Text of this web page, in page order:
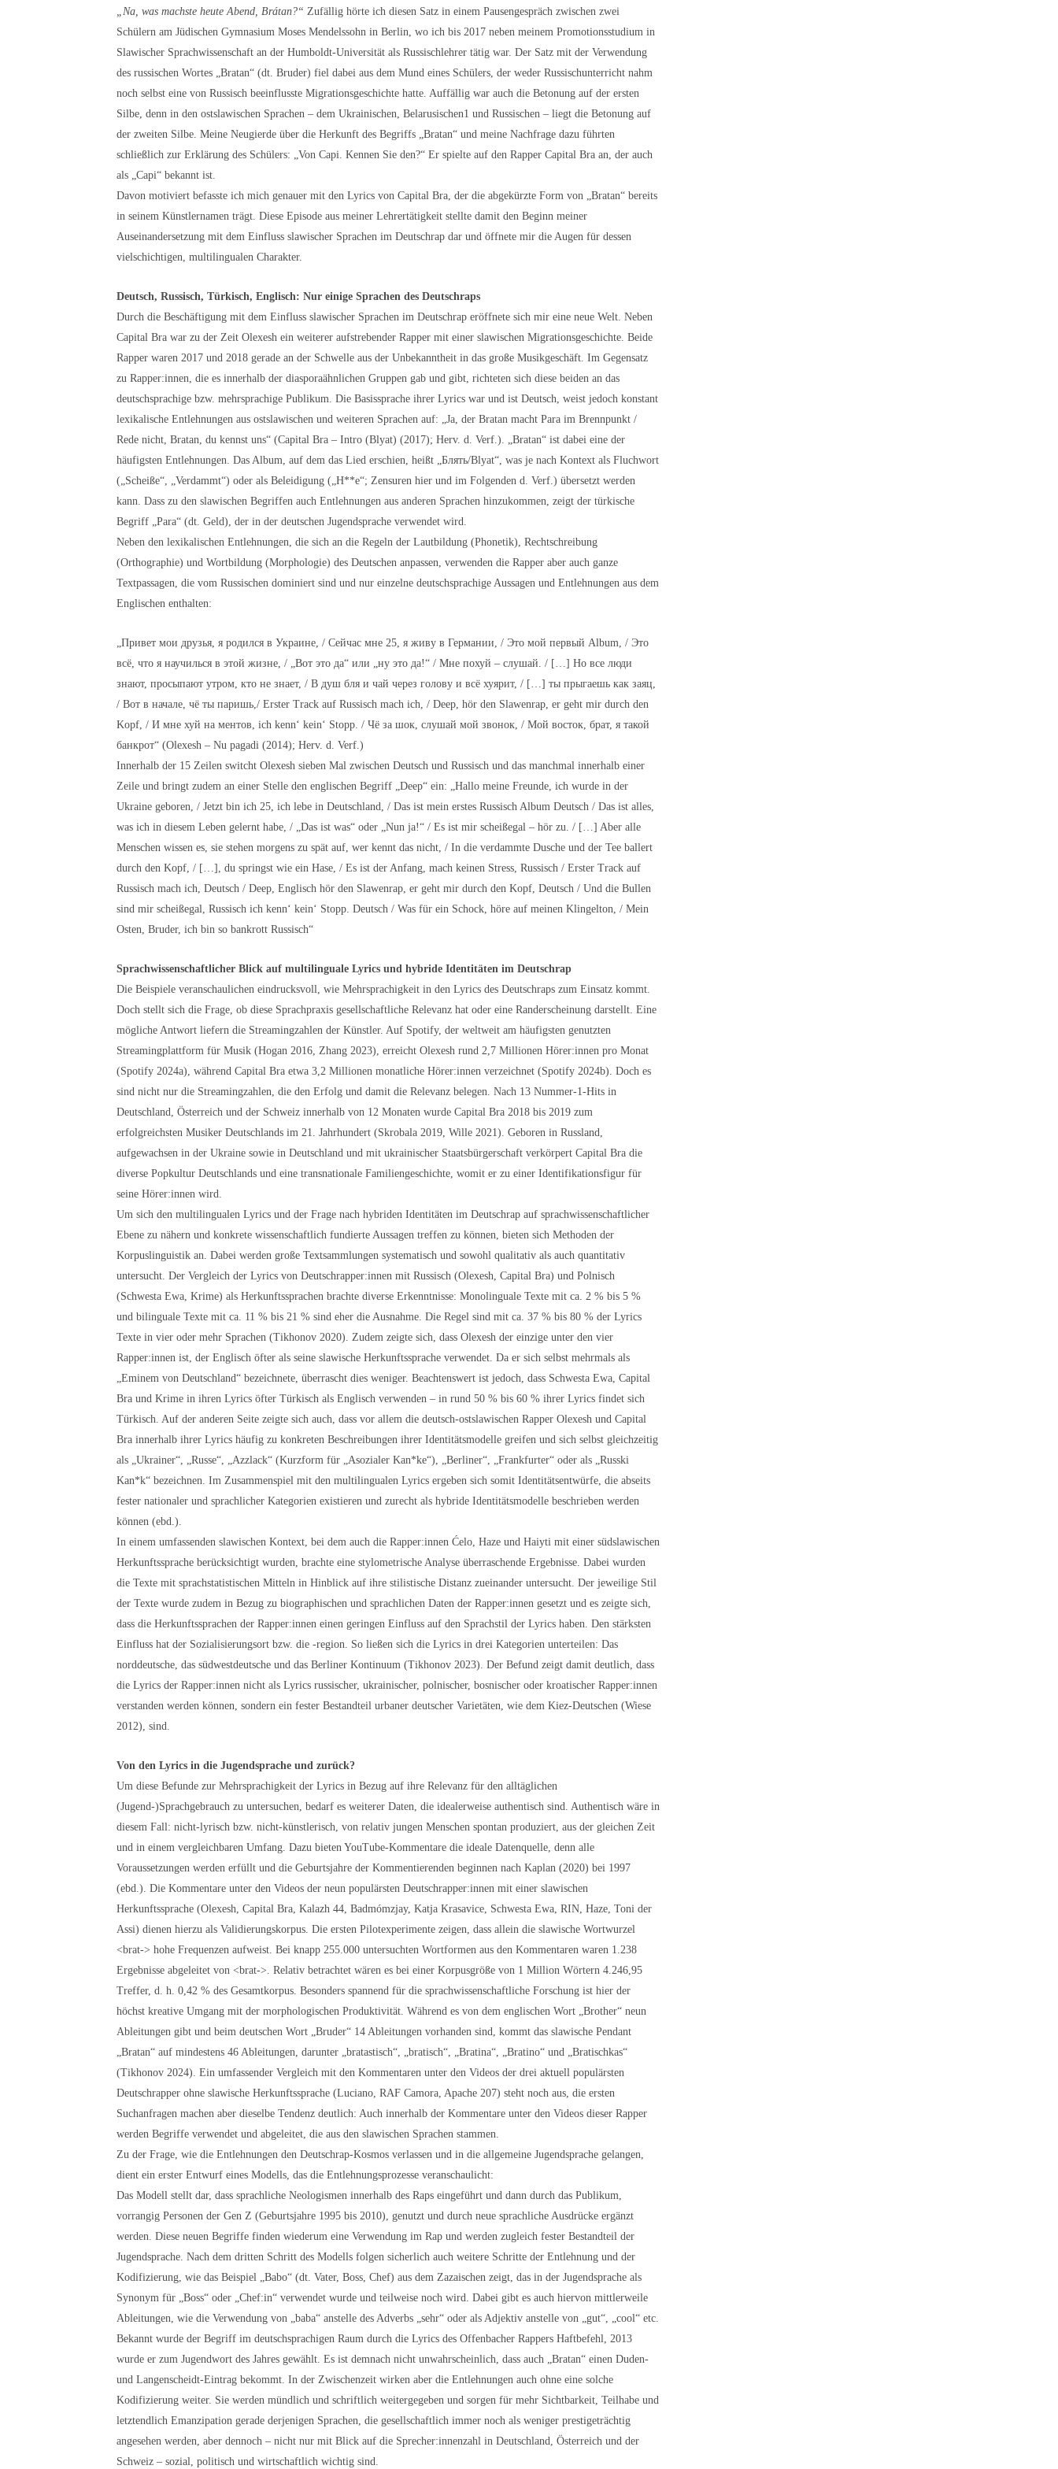
„Na, was machste heute Abend, Brátan?“ Zufällig hörte ich diesen Satz in einem Pausengespräch zwischen zwei
Schülern am Jüdischen Gymnasium Moses Mendelssohn in Berlin, wo ich bis 2017 neben meinem Promotionsstudium in
Slawischer Sprachwissenschaft an der Humboldt-Universität als Russischlehrer tätig war. Der Satz mit der Verwendung
des russischen Wortes „Bratan“ (dt. Bruder) fiel dabei aus dem Mund eines Schülers, der weder Russischunterricht nahm
noch selbst eine von Russisch beeinflusste Migrationsgeschichte hatte. Auffällig war auch die Betonung auf der ersten
Silbe, denn in den ostslawischen Sprachen – dem Ukrainischen, Belarusischen1 und Russischen – liegt die Betonung auf
der zweiten Silbe. Meine Neugierde über die Herkunft des Begriffs „Bratan“ und meine Nachfrage dazu führten
schließlich zur Erklärung des Schülers: „Von Capi. Kennen Sie den?“ Er spielte auf den Rapper Capital Bra an, der auch
als „Capi“ bekannt ist.
Davon motiviert befasste ich mich genauer mit den Lyrics von Capital Bra, der die abgekürzte Form von „Bratan“ bereits
in seinem Künstlernamen trägt. Diese Episode aus meiner Lehrertätigkeit stellte damit den Beginn meiner
Auseinandersetzung mit dem Einfluss slawischer Sprachen im Deutschrap dar und öffnete mir die Augen für dessen
vielschichtigen, multilingualen Charakter.
Deutsch, Russisch, Türkisch, Englisch: Nur einige Sprachen des Deutschraps
Durch die Beschäftigung mit dem Einfluss slawischer Sprachen im Deutschrap eröffnete sich mir eine neue Welt. Neben
Capital Bra war zu der Zeit Olexesh ein weiterer aufstrebender Rapper mit einer slawischen Migrationsgeschichte. Beide
Rapper waren 2017 und 2018 gerade an der Schwelle aus der Unbekanntheit in das große Musikgeschäft. Im Gegensatz
zu Rapper:innen, die es innerhalb der diasporaähnlichen Gruppen gab und gibt, richteten sich diese beiden an das
deutschsprachige bzw. mehrsprachige Publikum. Die Basissprache ihrer Lyrics war und ist Deutsch, weist jedoch konstant
lexikalische Entlehnungen aus ostslawischen und weiteren Sprachen auf: „Ja, der Bratan macht Para im Brennpunkt /
Rede nicht, Bratan, du kennst uns“ (Capital Bra – Intro (Blyat) (2017); Herv. d. Verf.). „Bratan“ ist dabei eine der
häufigsten Entlehnungen. Das Album, auf dem das Lied erschien, heißt „Блять/Blyat“, was je nach Kontext als Fluchwort
(„Scheiße“, „Verdammt“) oder als Beleidigung („H**e“; Zensuren hier und im Folgenden d. Verf.) übersetzt werden
kann. Dass zu den slawischen Begriffen auch Entlehnungen aus anderen Sprachen hinzukommen, zeigt der türkische
Begriff „Para“ (dt. Geld), der in der deutschen Jugendsprache verwendet wird.
Neben den lexikalischen Entlehnungen, die sich an die Regeln der Lautbildung (Phonetik), Rechtschreibung
(Orthographie) und Wortbildung (Morphologie) des Deutschen anpassen, verwenden die Rapper aber auch ganze
Textpassagen, die vom Russischen dominiert sind und nur einzelne deutschsprachige Aussagen und Entlehnungen aus dem
Englischen enthalten:
„Привет мои друзья, я родился в Украине, / Сейчас мне 25, я живу в Германии, / Это мой первый Album, / Это
всё, что я научилься в этой жизне, / „Вот это да“ или „ну это да!“ / Мне похуй – слушай. / […] Но все люди
знают, просыпают утром, кто не знает, / В душ бля и чай через голову и всё хуярит, / […] ты прыгаешь как заяц,
/ Вот в начале, чё ты паришь,/ Erster Track auf Russisch mach ich, / Deep, hör den Slawenrap, er geht mir durch den
Kopf, / И мне хуй на ментов, ich kenn‘ kein‘ Stopp. / Чё за шок, слушай мой звонок, / Мой восток, брат, я такой
банкрот“ (Olexesh – Nu pagadi (2014); Herv. d. Verf.)
Innerhalb der 15 Zeilen switcht Olexesh sieben Mal zwischen Deutsch und Russisch und das manchmal innerhalb einer
Zeile und bringt zudem an einer Stelle den englischen Begriff „Deep“ ein: „Hallo meine Freunde, ich wurde in der
Ukraine geboren, / Jetzt bin ich 25, ich lebe in Deutschland, / Das ist mein erstes Russisch Album Deutsch / Das ist alles,
was ich in diesem Leben gelernt habe, / „Das ist was“ oder „Nun ja!“ / Es ist mir scheißegal – hör zu. / […] Aber alle
Menschen wissen es, sie stehen morgens zu spät auf, wer kennt das nicht, / In die verdammte Dusche und der Tee ballert
durch den Kopf, / […], du springst wie ein Hase, / Es ist der Anfang, mach keinen Stress, Russisch / Erster Track auf
Russisch mach ich, Deutsch / Deep, Englisch hör den Slawenrap, er geht mir durch den Kopf, Deutsch / Und die Bullen
sind mir scheißegal, Russisch ich kenn‘ kein‘ Stopp. Deutsch / Was für ein Schock, höre auf meinen Klingelton, / Mein
Osten, Bruder, ich bin so bankrott Russisch“
Sprachwissenschaftlicher Blick auf multilinguale Lyrics und hybride Identitäten im Deutschrap
Die Beispiele veranschaulichen eindrucksvoll, wie Mehrsprachigkeit in den Lyrics des Deutschraps zum Einsatz kommt.
Doch stellt sich die Frage, ob diese Sprachpraxis gesellschaftliche Relevanz hat oder eine Randerscheinung darstellt. Eine
mögliche Antwort liefern die Streamingzahlen der Künstler. Auf Spotify, der weltweit am häufigsten genutzten
Streamingplattform für Musik (Hogan 2016, Zhang 2023), erreicht Olexesh rund 2,7 Millionen Hörer:innen pro Monat
(Spotify 2024a), während Capital Bra etwa 3,2 Millionen monatliche Hörer:innen verzeichnet (Spotify 2024b). Doch es
sind nicht nur die Streamingzahlen, die den Erfolg und damit die Relevanz belegen. Nach 13 Nummer-1-Hits in
Deutschland, Österreich und der Schweiz innerhalb von 12 Monaten wurde Capital Bra 2018 bis 2019 zum
erfolgreichsten Musiker Deutschlands im 21. Jahrhundert (Skrobala 2019, Wille 2021). Geboren in Russland,
aufgewachsen in der Ukraine sowie in Deutschland und mit ukrainischer Staatsbürgerschaft verkörpert Capital Bra die
diverse Popkultur Deutschlands und eine transnationale Familiengeschichte, womit er zu einer Identifikationsfigur für
seine Hörer:innen wird.
Um sich den multilingualen Lyrics und der Frage nach hybriden Identitäten im Deutschrap auf sprachwissenschaftlicher
Ebene zu nähern und konkrete wissenschaftlich fundierte Aussagen treffen zu können, bieten sich Methoden der
Korpuslinguistik an. Dabei werden große Textsammlungen systematisch und sowohl qualitativ als auch quantitativ
untersucht. Der Vergleich der Lyrics von Deutschrapper:innen mit Russisch (Olexesh, Capital Bra) und Polnisch
(Schwesta Ewa, Krime) als Herkunftssprachen brachte diverse Erkenntnisse: Monolinguale Texte mit ca. 2 % bis 5 %
und bilinguale Texte mit ca. 11 % bis 21 % sind eher die Ausnahme. Die Regel sind mit ca. 37 % bis 80 % der Lyrics
Texte in vier oder mehr Sprachen (Tikhonov 2020). Zudem zeigte sich, dass Olexesh der einzige unter den vier
Rapper:innen ist, der Englisch öfter als seine slawische Herkunftssprache verwendet. Da er sich selbst mehrmals als
„Eminem von Deutschland“ bezeichnete, überrascht dies weniger. Beachtenswert ist jedoch, dass Schwesta Ewa, Capital
Bra und Krime in ihren Lyrics öfter Türkisch als Englisch verwenden – in rund 50 % bis 60 % ihrer Lyrics findet sich
Türkisch. Auf der anderen Seite zeigte sich auch, dass vor allem die deutsch-ostslawischen Rapper Olexesh und Capital
Bra innerhalb ihrer Lyrics häufig zu konkreten Beschreibungen ihrer Identitätsmodelle greifen und sich selbst gleichzeitig
als „Ukrainer“, „Russe“, „Azzlack“ (Kurzform für „Asozialer Kan*ke“), „Berliner“, „Frankfurter“ oder als „Russki
Kan*k“ bezeichnen. Im Zusammenspiel mit den multilingualen Lyrics ergeben sich somit Identitätsentwürfe, die abseits
fester nationaler und sprachlicher Kategorien existieren und zurecht als hybride Identitätsmodelle beschrieben werden
können (ebd.).
In einem umfassenden slawischen Kontext, bei dem auch die Rapper:innen Ćelo, Haze und Haiyti mit einer südslawischen
Herkunftssprache berücksichtigt wurden, brachte eine stylometrische Analyse überraschende Ergebnisse. Dabei wurden
die Texte mit sprachstatistischen Mitteln in Hinblick auf ihre stilistische Distanz zueinander untersucht. Der jeweilige Stil
der Texte wurde zudem in Bezug zu biographischen und sprachlichen Daten der Rapper:innen gesetzt und es zeigte sich,
dass die Herkunftssprachen der Rapper:innen einen geringen Einfluss auf den Sprachstil der Lyrics haben. Den stärksten
Einfluss hat der Sozialisierungsort bzw. die -region. So ließen sich die Lyrics in drei Kategorien unterteilen: Das
norddeutsche, das südwestdeutsche und das Berliner Kontinuum (Tikhonov 2023). Der Befund zeigt damit deutlich, dass
die Lyrics der Rapper:innen nicht als Lyrics russischer, ukrainischer, polnischer, bosnischer oder kroatischer Rapper:innen
verstanden werden können, sondern ein fester Bestandteil urbaner deutscher Varietäten, wie dem Kiez-Deutschen (Wiese
2012), sind.
Von den Lyrics in die Jugendsprache und zurück?
Um diese Befunde zur Mehrsprachigkeit der Lyrics in Bezug auf ihre Relevanz für den alltäglichen
(Jugend-)Sprachgebrauch zu untersuchen, bedarf es weiterer Daten, die idealerweise authentisch sind. Authentisch wäre in
diesem Fall: nicht-lyrisch bzw. nicht-künstlerisch, von relativ jungen Menschen spontan produziert, aus der gleichen Zeit
und in einem vergleichbaren Umfang. Dazu bieten YouTube-Kommentare die ideale Datenquelle, denn alle
Voraussetzungen werden erfüllt und die Geburtsjahre der Kommentierenden beginnen nach Kaplan (2020) bei 1997
(ebd.). Die Kommentare unter den Videos der neun populärsten Deutschrapper:innen mit einer slawischen
Herkunftssprache (Olexesh, Capital Bra, Kalazh 44, Badmómzjay, Katja Krasavice, Schwesta Ewa, RIN, Haze, Toni der
Assi) dienen hierzu als Validierungskorpus. Die ersten Pilotexperimente zeigen, dass allein die slawische Wortwurzel
<brat-> hohe Frequenzen aufweist. Bei knapp 255.000 untersuchten Wortformen aus den Kommentaren waren 1.238
Ergebnisse abgeleitet von <brat->. Relativ betrachtet wären es bei einer Korpusgröße von 1 Million Wörtern 4.246,95
Treffer, d. h. 0,42 % des Gesamtkorpus. Besonders spannend für die sprachwissenschaftliche Forschung ist hier der
höchst kreative Umgang mit der morphologischen Produktivität. Während es von dem englischen Wort „Brother“ neun
Ableitungen gibt und beim deutschen Wort „Bruder“ 14 Ableitungen vorhanden sind, kommt das slawische Pendant
„Bratan“ auf mindestens 46 Ableitungen, darunter „bratastisch“, „bratisch“, „Bratina“, „Bratino“ und „Bratischkas“
(Tikhonov 2024). Ein umfassender Vergleich mit den Kommentaren unter den Videos der drei aktuell populärsten
Deutschrapper ohne slawische Herkunftssprache (Luciano, RAF Camora, Apache 207) steht noch aus, die ersten
Suchanfragen machen aber dieselbe Tendenz deutlich: Auch innerhalb der Kommentare unter den Videos dieser Rapper
werden Begriffe verwendet und abgeleitet, die aus den slawischen Sprachen stammen.
Zu der Frage, wie die Entlehnungen den Deutschrap-Kosmos verlassen und in die allgemeine Jugendsprache gelangen,
dient ein erster Entwurf eines Modells, das die Entlehnungsprozesse veranschaulicht:
Das Modell stellt dar, dass sprachliche Neologismen innerhalb des Raps eingeführt und dann durch das Publikum,
vorrangig Personen der Gen Z (Geburtsjahre 1995 bis 2010), genutzt und durch neue sprachliche Ausdrücke ergänzt
werden. Diese neuen Begriffe finden wiederum eine Verwendung im Rap und werden zugleich fester Bestandteil der
Jugendsprache. Nach dem dritten Schritt des Modells folgen sicherlich auch weitere Schritte der Entlehnung und der
Kodifizierung, wie das Beispiel „Babo“ (dt. Vater, Boss, Chef) aus dem Zazaischen zeigt, das in der Jugendsprache als
Synonym für „Boss“ oder „Chef:in“ verwendet wurde und teilweise noch wird. Dabei gibt es auch hiervon mittlerweile
Ableitungen, wie die Verwendung von „baba“ anstelle des Adverbs „sehr“ oder als Adjektiv anstelle von „gut“, „cool“ etc.
Bekannt wurde der Begriff im deutschsprachigen Raum durch die Lyrics des Offenbacher Rappers Haftbefehl, 2013
wurde er zum Jugendwort des Jahres gewählt. Es ist demnach nicht unwahrscheinlich, dass auch „Bratan“ einen Duden-
und Langenscheidt-Eintrag bekommt. In der Zwischenzeit wirken aber die Entlehnungen auch ohne eine solche
Kodifizierung weiter. Sie werden mündlich und schriftlich weitergegeben und sorgen für mehr Sichtbarkeit, Teilhabe und
letztendlich Emanzipation gerade derjenigen Sprachen, die gesellschaftlich immer noch als weniger prestigeträchtig
angesehen werden, aber dennoch – nicht nur mit Blick auf die Sprecher:innenzahl in Deutschland, Österreich und der
Schweiz – sozial, politisch und wirtschaftlich wichtig sind.